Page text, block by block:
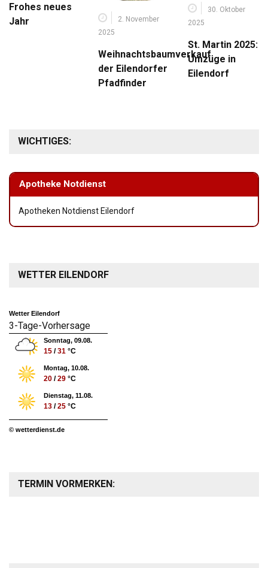
Frohes neues
Jahr
2. November
2025
Weihnachtsbaumverkauf
der Eilendorfer
Pfadfinder
30. Oktober
2025
St. Martin 2025:
Umzüge in
Eilendorf
WICHTIGES:
Apotheke Notdienst
Apotheken Notdienst Eilendorf
WETTER EILENDORF
Wetter Eilendorf
3-Tage-Vorhersage
Sonntag, 09.08.
15 /31 °C
Montag, 10.08.
20 /29 °C
Dienstag, 11.08.
13 /25 °C
© wetterdienst.de
TERMIN VORMERKEN: